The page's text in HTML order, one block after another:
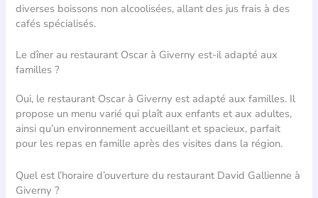
diverses boissons non alcoolisées, allant des jus frais à des
cafés spécialisés.
Le dîner au restaurant Oscar à Giverny est-il adapté aux
familles ?
Oui, le restaurant Oscar à Giverny est adapté aux familles. Il
propose un menu varié qui plaît aux enfants et aux adultes,
ainsi qu’un environnement accueillant et spacieux, parfait
pour les repas en famille après des visites dans la région.
Quel est l’horaire d’ouverture du restaurant David Gallienne à
Giverny ?